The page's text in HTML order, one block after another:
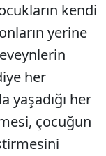
kendi
yerine
her
yaşadığı her
çocuğun